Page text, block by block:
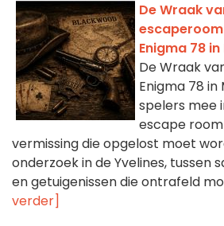
De Wraak
Enigma 78
De Wraak
Enigma 78
spelers mee
escape
vermissing die opgelost moet
onderzoek in de Yvelines, tussen
en getuigenissen die ontrafeld
verder]